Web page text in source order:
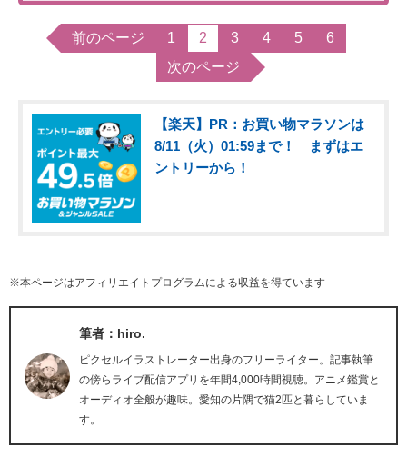
前のページ 1 2 3 4 5
6
次のページ
【楽天】PR：お買い物マラソンは
8/11（火）01:59まで！ まずはエ
ントリーから！
※本ページはアフィリエイトプログラムによる収益を得ています
筆者：hiro.
ピクセルイラストレーター出身のフリーライター。記事執筆
の傍らライブ配信アプリを年間4,000時間視聴。アニメ鑑賞と
オーディオ全般が趣味。愛知の片隅で猫2匹と暮らしていま
す。